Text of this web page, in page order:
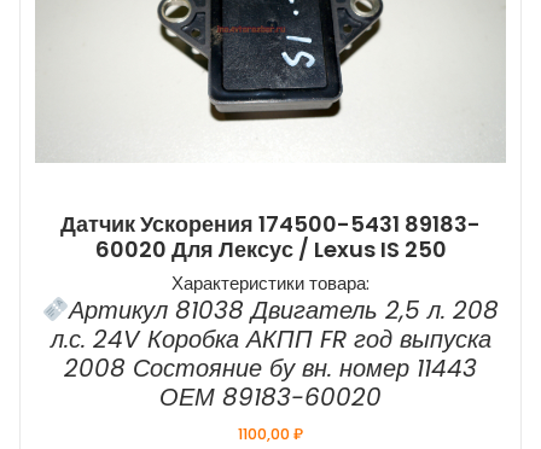
Датчик Ускорения 174500-5431 89183-
60020 Для Лексус / Lexus IS 250
Характеристики товара:
Артикул 81038 Двигатель 2,5 л. 208
л.с. 24V Коробка АКПП FR год выпуска
2008 Состояние бу вн. номер 11443
ОЕМ 89183-60020
1100,00₽